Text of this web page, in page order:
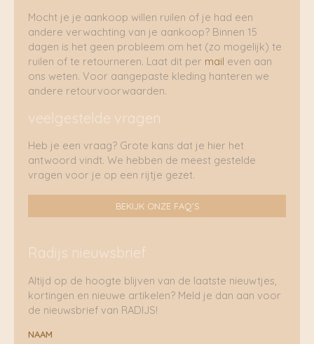
Mocht je je aankoop willen ruilen of je had een
andere verwachting van je aankoop? Binnen 15
dagen is het geen probleem om het (zo mogelijk) te
ruilen of te retourneren. Laat dit per mail even aan
ons weten. Voor aangepaste kleding hanteren we
andere retourvoorwaarden.
veelgestelde vragen
Heb je een vraag? Grote kans dat je hier het
antwoord vindt. We hebben de meest gestelde
vragen voor je op een rijtje gezet.
BEKIJK ONZE FAQ'S
Radijs nieuwsbrief
Altijd op de hoogte blijven van de laatste nieuwtjes,
kortingen en nieuwe artikelen? Meld je dan aan voor
de nieuwsbrief van RADIJS!
NAAM